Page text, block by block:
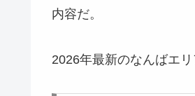
内容だ。
2026年最新のなんばエ